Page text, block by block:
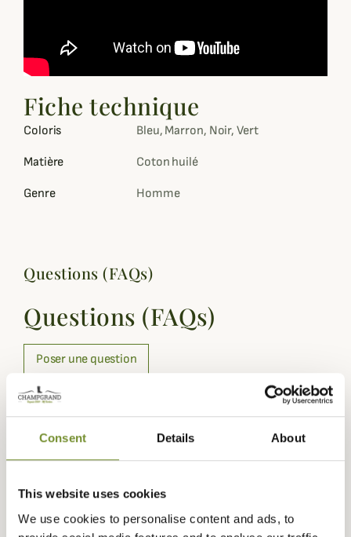
Consent Details About
This website uses cookies
We use cookies to personalise content and ads, to
Fiche technique
Coloris Bleu, Marron, Noir, Vert
Matière Coton huilé
Genre Homme
Questions (FAQs)
Questions (FAQs)
Poser une question
Vous aimerez aussi